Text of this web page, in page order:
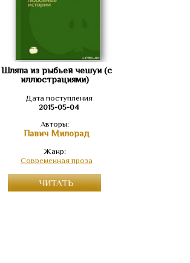
Шляпа из рыбьей чешуи (с
иллюстрациями)
Дата поступления
2015-05-04
Авторы:
Павич Милорад
Жанр:
Современная проза
ЧИТАТЬ